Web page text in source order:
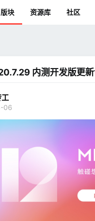
版块 资源库 社区
内测开发版更
06